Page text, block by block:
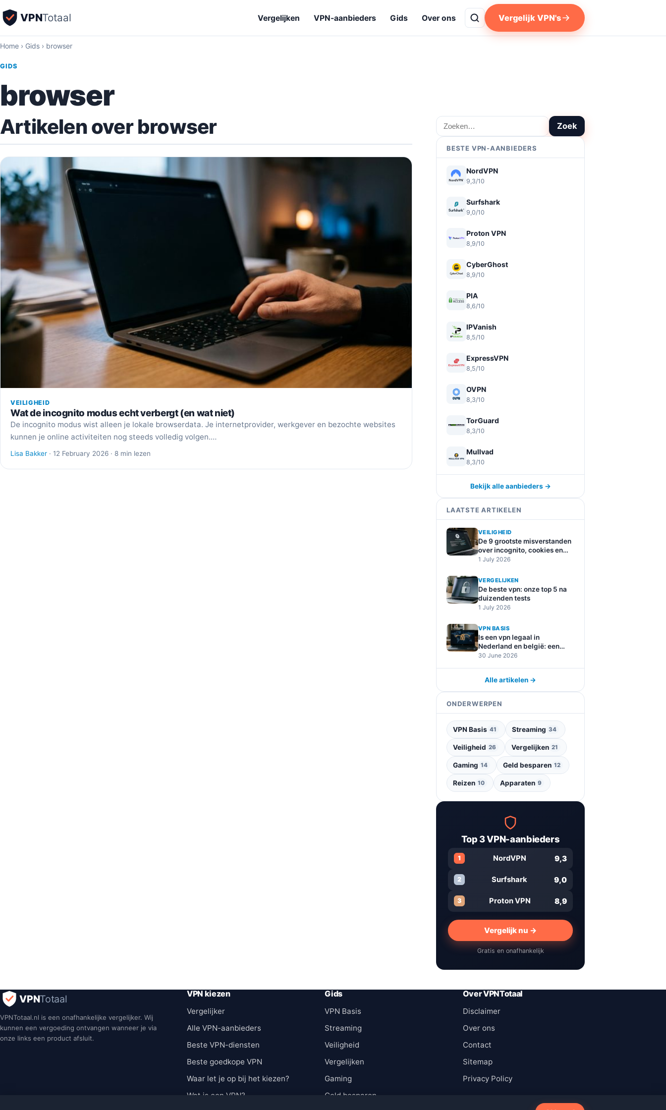
VPNTotaal Vergelijken VPN-aanbieders Gids Over ons Vergelijk VPN's
Home › Gids › browser
GIDS
browser
Artikelen over browser
VEILIGHEID
Wat de incognito modus echt verbergt (en wat niet)
De incognito modus wist alleen je lokale browserdata. Je internetprovider, werkgever en bezochte websites
kunnen je online activiteiten nog steeds volledig volgen.…
Lisa Bakker · 12 February 2026 · 8 min lezen
Zoeken Zoek
BESTE VPN-AANBIEDERS
NordVPN
9,3/10
Surfshark
9,0/10
Proton VPN
8,9/10
CyberGhost
8,9/10
PIA
8,6/10
IPVanish
8,5/10
ExpressVPN
8,5/10
OVPN
8,3/10
TorGuard
8,3/10
Mullvad
8,3/10
Bekijk alle aanbieders →
LAATSTE ARTIKELEN
VEILIGHEID
De 9 grootste misverstanden
over incognito, cookies en
online tracking
1 July 2026
VERGELIJKEN
De beste vpn: onze top 5 na
duizenden tests
1 July 2026
VPN BASIS
Is een vpn legaal in
Nederland en belgië: een
duidelijke uitleg
30 June 2026
Alle artikelen →
ONDERWERPEN
VPN Basis 41 Streaming 34
Veiligheid 26 Vergelijken 21
Gaming 14 Geld besparen 12
Reizen 10 Apparaten 9
Top 3 VPN-aanbieders
1 NordVPN 9,3
2 Surfshark 9,0
3 Proton VPN 8,9
Vergelijk nu →
Gratis en onafhankelijk
VPNTotaal
VPNTotaal.nl is een onafhankelijke vergelijker. Wij
kunnen een vergoeding ontvangen wanneer je via
onze links een product afsluit.
VPN kiezen
Vergelijker
Alle VPN-aanbieders
Beste VPN-diensten
Beste goedkope VPN
Waar let je op bij het kiezen?
Wat is een VPN?
Gids
VPN Basis
Streaming
Veiligheid
Vergelijken
Gaming
Geld besparen
Over VPNTotaal
Disclaimer
Over ons
Contact
Sitemap
Privacy Policy